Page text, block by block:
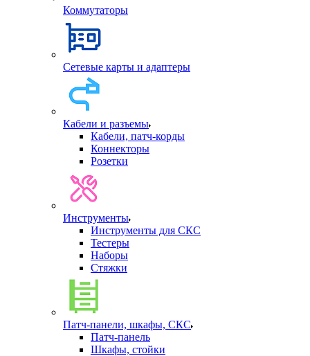
Коммутаторы
Сетевые карты и адаптеры
Кабели и разъемы
Кабели, патч-корды
Коннекторы
Розетки
Инструменты
Инструменты для СКС
Тестеры
Наборы
Стяжки
Патч-панели, шкафы, СКС
Патч-панель
Шкафы, стойки